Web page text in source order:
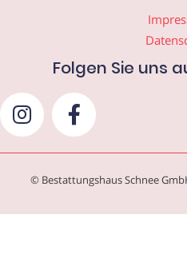
Folgen Sie uns
© Bestattungshaus Schnee